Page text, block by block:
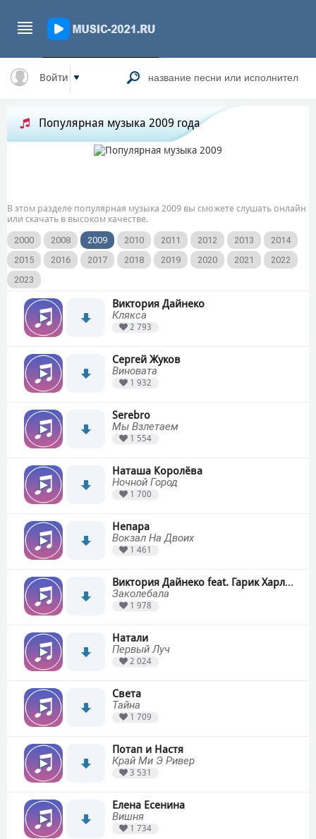
Войти
Популярная музыка 2009 года
В этом разделе популярная музыка 2009 вы сможете слушать онлайн
или скачать в высоком качестве.
2000
2008 2009 2010 2011 2012 2013
2014
2015
2016 2017 2018 2019 2020 2021
2022
2023
Виктория Дайнеко
Клякса
2 793
Сергей Жуков
Виновата
1 932
Serebro
Мы Взлетаем
1 554
Наташа Королёва
Ночной Город
1 700
Непара
Вокзал На Двоих
1 461
Виктория Дайнеко feat. Гарик Харламов
Заколебала
1 978
Натали
Первый Луч
2 024
Света
Тайна
1 709
Потап и Настя
Край Ми Э Ривер
3 531
Елена Есенина
Вишня
1 734